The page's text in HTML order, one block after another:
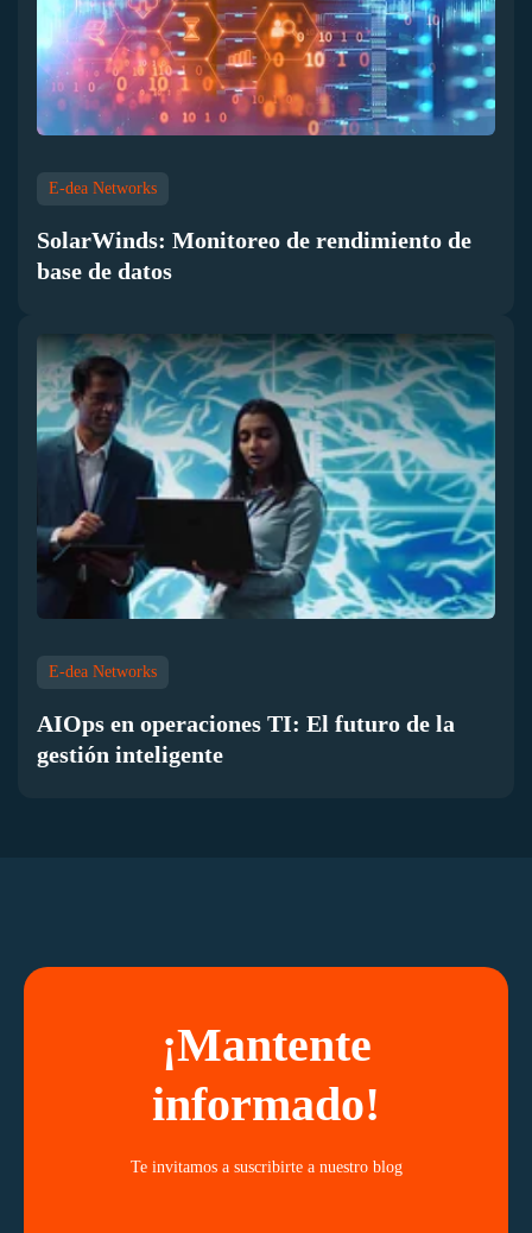
E-dea Networks
SolarWinds: Monitoreo de rendimiento de
base de datos
E-dea Networks
AIOps en operaciones TI: El futuro de la
gestión inteligente
¡Mantente
informado!
Te invitamos a suscribirte a nuestro blog